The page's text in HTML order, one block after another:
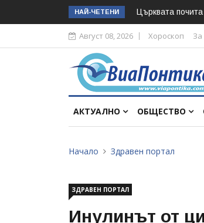
НАЙ-ЧЕТЕНИ Църквата
Август 08, 2026 Хороскоп За
АКТУАЛНО ОБЩЕСТВО
Начало Здравен портал
ЗДРАВЕН ПОРТАЛ
Инулинът от